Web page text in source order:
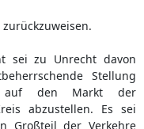
sei zu Unrecht davon
Stellung
auf den Markt der
abzustellen. Es sei
Großteil der Verkehre